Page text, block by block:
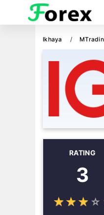
Ikhaya
RATING
3
☆☆☆ ☆
★★★ ★